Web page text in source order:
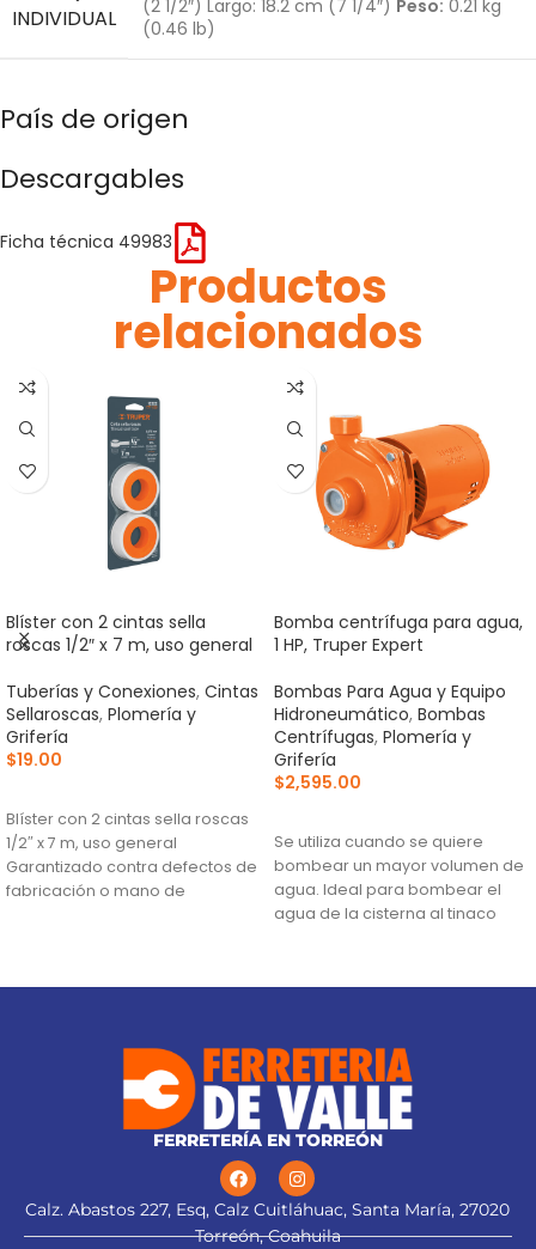
INDIVIDUAL
(2 1/2″) Largo: 18.2 cm (7 1/4″) Peso: 0.21 kg
(0.46 lb)
País de origen
Descargables
Ficha técnica 49983
Productos
relacionados
Blíster con 2 cintas sella
roscas 1/2″ x 7 m, uso general
Tuberías y Conexiones, Cintas
Sellaroscas, Plomería y
Grifería
$19.00
Blíster con 2 cintas sella roscas
1/2″ x 7 m, uso general
Garantizado contra defectos de
fabricación o mano de
Bomba centrífuga para agua,
1 HP, Truper Expert
Bombas Para Agua y Equipo
Hidroneumático, Bombas
Centrífugas, Plomería y
Grifería
$2,595.00
Se utiliza cuando se quiere
bombear un mayor volumen de
agua. Ideal para bombear el
agua de la cisterna al tinaco
FERRETERÍA EN TORREÓN
Calz. Abastos 227, Esq, Calz Cuitláhuac, Santa María, 27020
Torreón, Coahuila